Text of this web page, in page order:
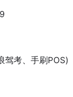
驾考、手刷POS)